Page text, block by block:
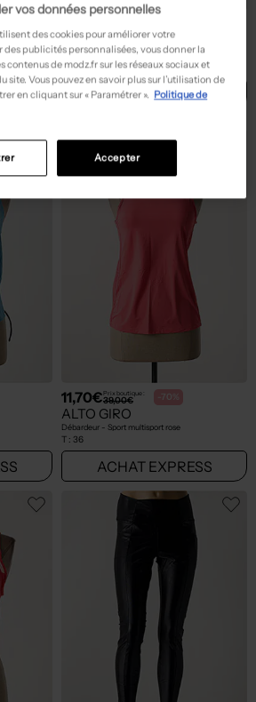
11,70€ 39,00€
ALTO GIRO
T-shirt - Stretch noir
T :38, 40
ACHAT EXPRESS
11,70€Prix boutique :
39,00€ -70%
ALTO GIRO
Débardeur - Sport multisport rose
T : 36
ACHAT EXPRESS
vos données personnelles
des cookies pour améliorer votre
publicités personnalisées, vous donner la
contenus de modz.fr sur les réseaux sociaux et
site. Vous pouvez en savoir plus sur l’utilisation de
en cliquant sur « Paramétrer ». Politique de
Accepter